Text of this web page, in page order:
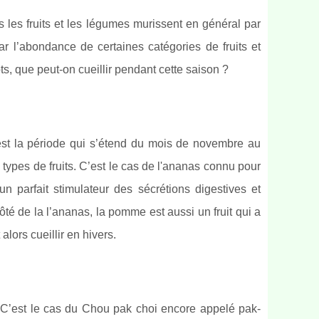
les fruits et les légumes murissent en général par
l’abondance de certaines catégories de fruits et
que peut-on cueillir pendant cette saison ?
la période qui s’étend du mois de novembre au
de fruits. C’est le cas de l'ananas connu pour
parfait stimulateur des sécrétions digestives et
de la l’ananas, la pomme est aussi un fruit qui a
alors cueillir en hivers.
le cas du Chou pak choi encore appelé pak-